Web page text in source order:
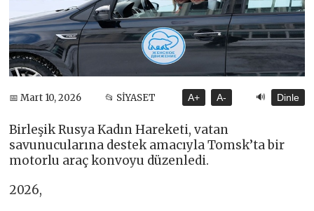
📅 Mart 10, 2026 📂 SİYASET A+ A- 🔊 Dinle
Birleşik Rusya Kadın Hareketi, vatan
savunucularına destek amacıyla Tomsk’ta bir
motorlu araç konvoyu düzenledi.
2026,